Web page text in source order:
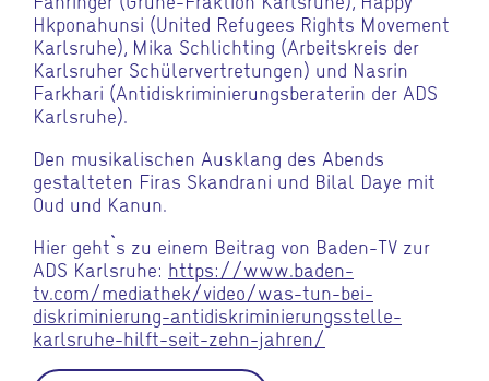
Hkponahunsi (United Refugees Rights Movement
Karlsruhe), Mika Schlichting (Arbeitskreis der
Karlsruher Schülervertretungen) und Nasrin
Farkhari (Antidiskriminierungsberaterin der ADS
Karlsruhe).
Den musikalischen Ausklang des Abends
gestalteten Firas Skandrani und Bilal Daye mit
Oud und Kanun.
Hier geht`s zu einem Beitrag von Baden-TV zur
ADS Karlsruhe: https://www.baden-
tv.com/mediathek/video/was-tun-bei-
diskriminierung-antidiskriminierungsstelle-
karlsruhe-hilft-seit-zehn-jahren/